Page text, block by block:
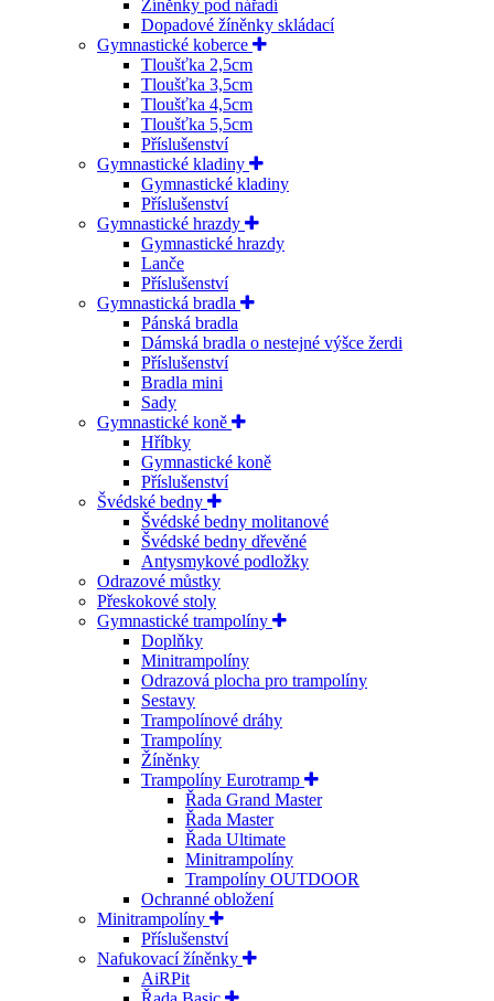
Žíněnky pod nářadí
Dopadové žíněnky skládací
Gymnastické koberce
Tloušťka 2,5cm
Tloušťka 3,5cm
Tloušťka 4,5cm
Tloušťka 5,5cm
Příslušenství
Gymnastické kladiny
Gymnastické kladiny
Příslušenství
Gymnastické hrazdy
Gymnastické hrazdy
Lanče
Příslušenství
Gymnastická bradla
Pánská bradla
Dámská bradla o nestejné výšce žerdi
Příslušenství
Bradla mini
Sady
Gymnastické koně
Hříbky
Gymnastické koně
Příslušenství
Švédské bedny
Švédské bedny molitanové
Švédské bedny dřevěné
Antysmykové podložky
Odrazové můstky
Přeskokové stoly
Gymnastické trampolíny
Doplňky
Minitrampolíny
Odrazová plocha pro trampolíny
Sestavy
Trampolínové dráhy
Trampolíny
Žíněnky
Trampolíny Eurotramp
Řada Grand Master
Řada Master
Řada Ultimate
Minitrampolíny
Trampolíny OUTDOOR
Ochranné obložení
Minitrampolíny
Příslušenství
Nafukovací žíněnky
AiRPit